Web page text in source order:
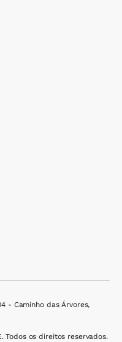
- Caminho das Árvores,
Todos os direitos reservados.